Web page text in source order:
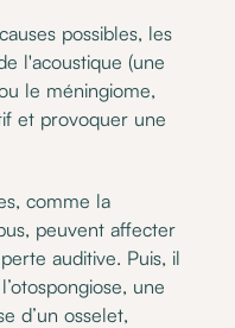
possibles, les
l'acoustique (une
le méningiome,
et provoquer une
comme la
peuvent affecter
auditive. Puis, il
une
d’un osselet,